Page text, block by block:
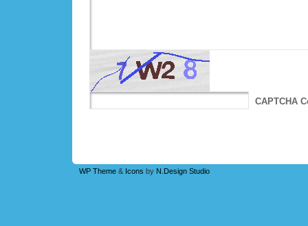
CAPTCHA
WP Theme & Icons by N.Design Studio